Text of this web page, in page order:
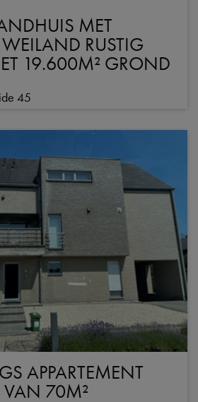
MET
RUSTIG
19.600M² GROND
45
APPARTEMENT
VAN 70M²